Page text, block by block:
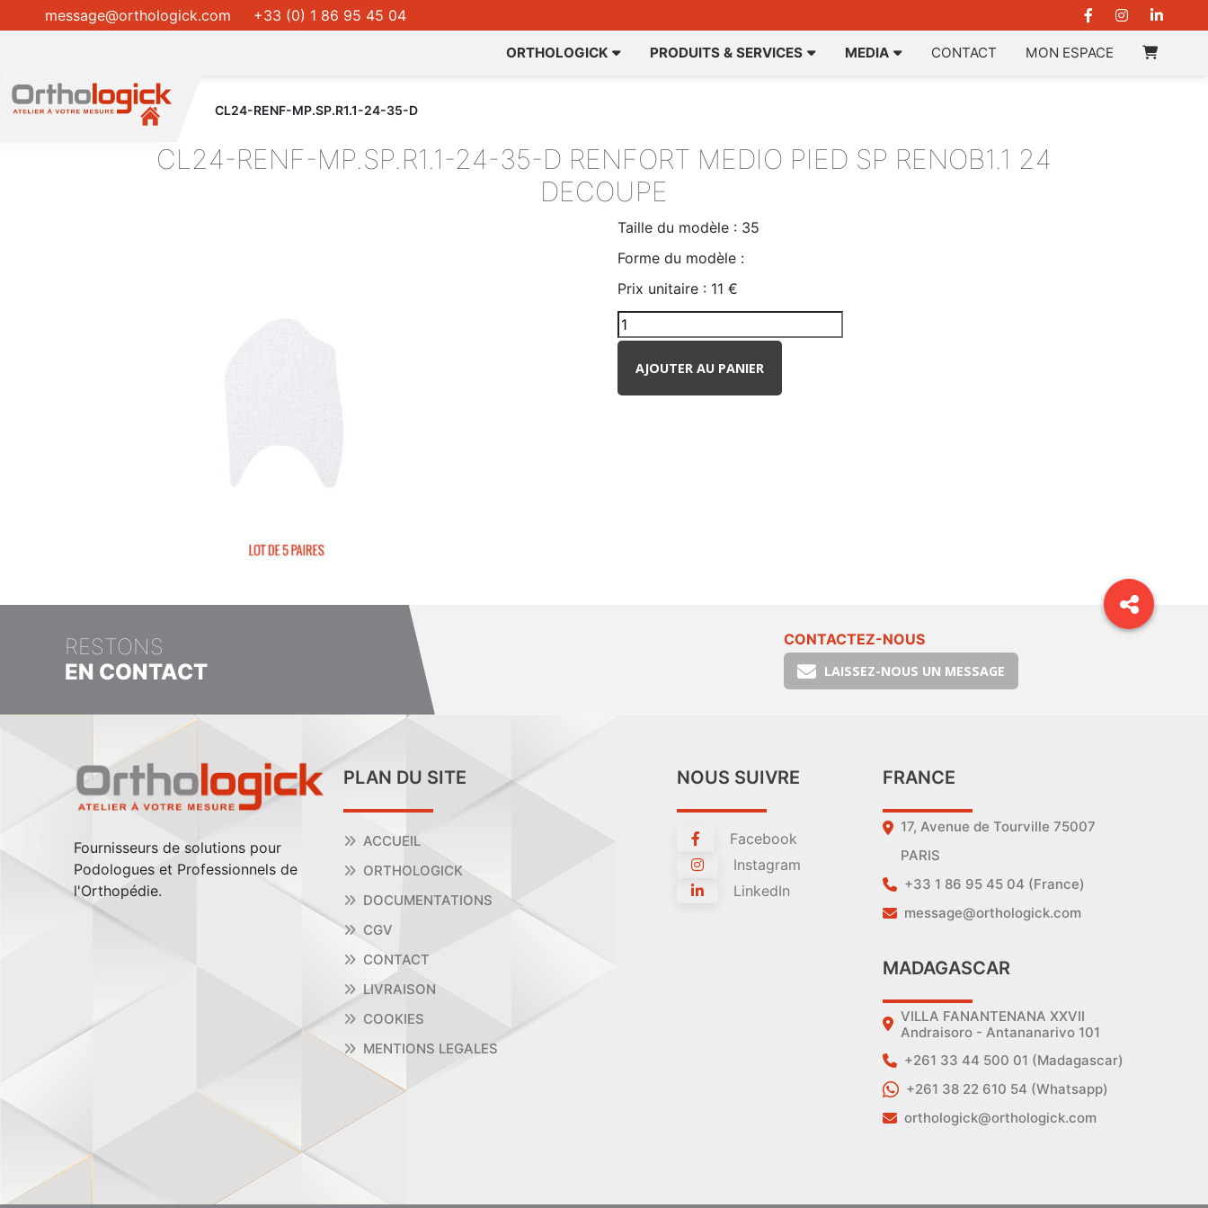
message@orthologick.com +33 (0) 1 86 95 45 04
ORTHOLOGICK PRODUITS & SERVICES MEDIA CONTACT MON ESPACE
CL24-RENF-MP.SP.R1.1-24-35-D
CL24-RENF-MP.SP.R1.1-24-35-D RENFORT MEDIO PIED SP RENOB1.1 24
DECOUPE
Taille du modèle : 35
Forme du modèle :
Prix unitaire : 11 €
AJOUTER AU PANIER
RESTONS
EN CONTACT
CONTACTEZ-NOUS
LAISSEZ-NOUS UN MESSAGE
Fournisseurs de solutions pour
Podologues et Professionnels de
l'Orthopédie.
PLAN DU SITE
ACCUEIL
ORTHOLOGICK
DOCUMENTATIONS
CGV
CONTACT
LIVRAISON
COOKIES
MENTIONS LEGALES
NOUS SUIVRE
Facebook
Instagram
LinkedIn
FRANCE
17, Avenue de Tourville 75007
PARIS
+33 1 86 95 45 04 (France)
message@orthologick.com
MADAGASCAR
VILLA FANANTENANA XXVII
Andraisoro - Antananarivo 101
+261 33 44 500 01 (Madagascar)
+261 38 22 610 54 (Whatsapp)
orthologick@orthologick.com